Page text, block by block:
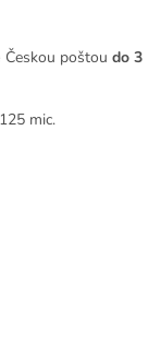
Českou poštou do 3
mic.